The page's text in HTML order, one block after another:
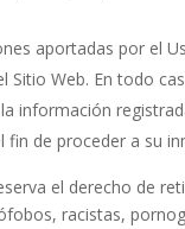
aportadas por el
Sitio Web. En todo
información
de proceder a su
el derecho de
racistas,